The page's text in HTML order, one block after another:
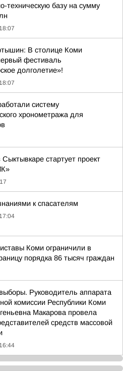
техническую базу на сумму
В столице Коми
фестиваль
долголетие»!
систему
хронометража для
Сыктывкаре стартует проект
к спасателям
Коми ограничили в
порядка 86 тысяч граждан
Руководитель аппарата
комиссии Республики Коми
Макарова провела
средств массовой